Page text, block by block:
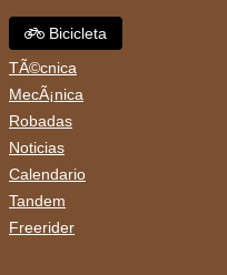
Bicicleta
TÃ©cnica
MecÃ¡nica
Robadas
Noticias
Calendario
Tandem
Freerider